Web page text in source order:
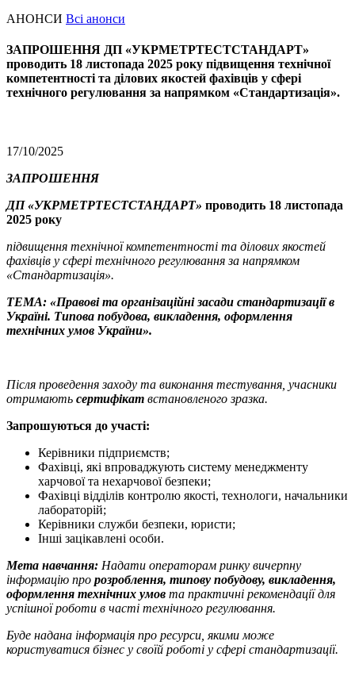
АНОНСИ Всі анонси
ЗАПРОШЕННЯ ДП «УКРМЕТРТЕСТСТАНДАРТ»
проводить 18 листопада 2025 року підвищення технічної
компетентності та ділових якостей фахівців у сфері
технічного регулювання за напрямком «Стандартизація».
17/10/2025
ЗАПРОШЕННЯ
ДП «УКРМЕТРТЕСТСТАНДАРТ» проводить 18 листопада
2025 року
підвищення технічної компетентності та ділових якостей
фахівців у сфері технічного регулювання за напрямком
«Стандартизація».
ТЕМА: «Правові та організаційні засади стандартизації в
Україні. Типова побудова, викладення, оформлення
технічних умов України».
Після проведення заходу та виконання тестування, учасники
отримають сертифікат встановленого зразка.
Запрошуються до участі:
Керівники підприємств;
Фахівці, які впроваджують систему менеджменту
харчової та нехарчової безпеки;
Фахівці відділів контролю якості, технологи, начальники
лабораторій;
Керівники служби безпеки, юристи;
Інші зацікавлені особи.
Мета навчання: Надати операторам ринку вичерпну
інформацію про розроблення, типову побудову, викладення,
оформлення технічних умов та практичні рекомендації для
успішної роботи в часті технічного регулювання.
Буде надана інформація про ресурси, якими може
користуватися бізнес у своїй роботі у сфері стандартизації.